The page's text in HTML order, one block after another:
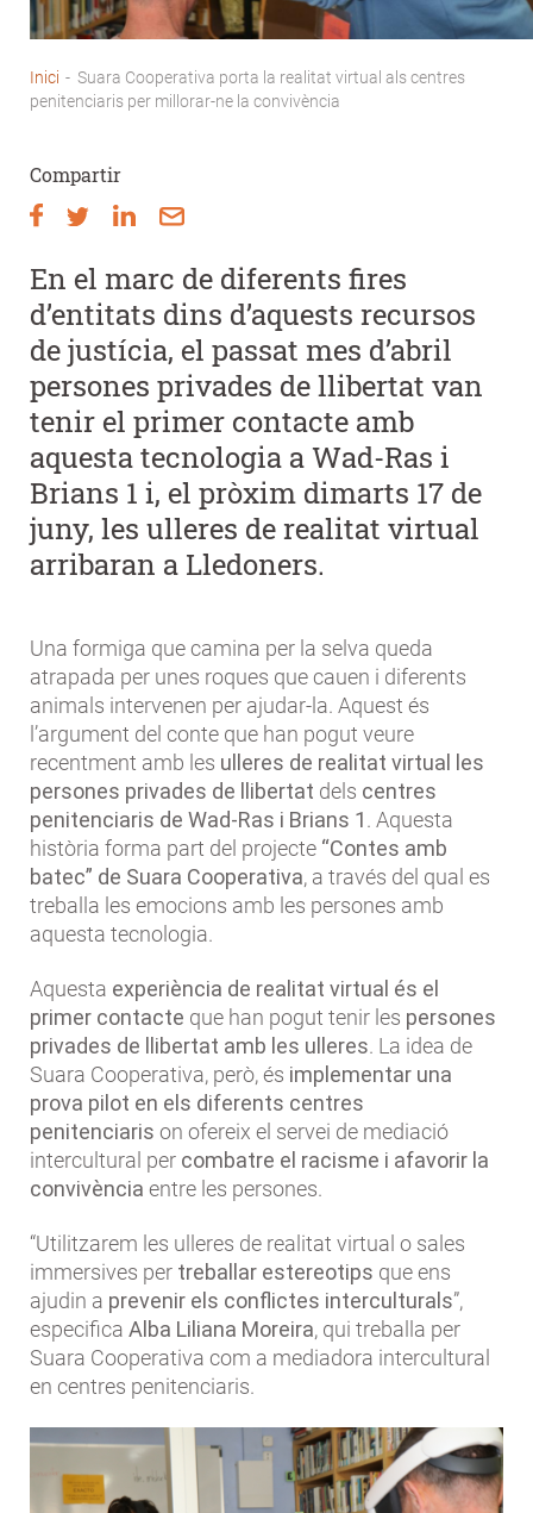
Fil
Inici - Suara Cooperativa porta la realitat virtual als centres
penitenciaris per millorar-ne la convivència
Compartir
En el marc de diferents fires
d’entitats dins d’aquests recursos
de justícia, el passat mes d’abril
persones privades de llibertat van
tenir el primer contacte amb
aquesta tecnologia a Wad-Ras i
Brians 1 i, el pròxim dimarts 17 de
juny, les ulleres de realitat virtual
arribaran a Lledoners.
Una formiga que camina per la selva queda
atrapada per unes roques que cauen i diferents
animals intervenen per ajudar-la. Aquest és
l’argument del conte que han pogut veure
recentment amb les ulleres de realitat virtual les
persones privades de llibertat dels centres
penitenciaris de Wad-Ras i Brians 1. Aquesta
història forma part del projecte “Contes amb
batec” de Suara Cooperativa, a través del qual es
treballa les emocions amb les persones amb
aquesta tecnologia.
Aquesta experiència de realitat virtual és el
primer contacte que han pogut tenir les persones
privades de llibertat amb les ulleres. La idea de
Suara Cooperativa, però, és implementar una
prova pilot en els diferents centres
penitenciaris on ofereix el servei de mediació
intercultural per combatre el racisme i afavorir la
convivència entre les persones.
“Utilitzarem les ulleres de realitat virtual o sales
immersives per treballar estereotips que ens
ajudin a prevenir els conflictes interculturals”,
especifica Alba Liliana Moreira, qui treballa per
Suara Cooperativa com a mediadora intercultural
en centres penitenciaris.